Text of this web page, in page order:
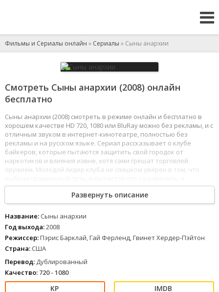
Фильмы и Сериалы онлайн » Сериалы » Сыны анархии
Смотреть Сыны анархии (2008) онлайн
бесплатно
Сыны анархии (2008) смотреть в режиме онлайн и бесплатно в
хорошем качестве HD 720, 1080 или BluRay можно без рекламы, и с
отличным звуком в интернет-кинотеатре, полностью без
рекламы и на русском языке. Сериал рассказывает о клубе
байкеров, которые пытаются защитить свой городок от
наркотиков и влияния извне, хотя сами грешат торговлей
оружием. Молодой лидер клуба не слишком уверен в том, что
неудовольствию своих мамы и отчима.
Развернуть описание
Название: Сыны анархии
Год выхода:2008
Режиссер:Пэрис Барклай, Гай Ферленд, Гвинет Хердер-Пэйтон
Страна: США
Перевод: Дублированный
Качество: 720 - 1080